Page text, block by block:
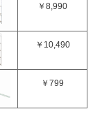
￥8,990
￥10,490
￥799